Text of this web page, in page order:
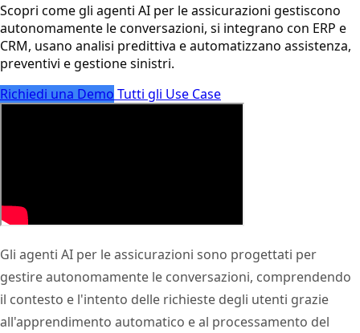
Scopri come gli agenti AI per le assicurazioni gestiscono
autonomamente le conversazioni, si integrano con ERP e
CRM, usano analisi predittiva e automatizzano assistenza,
preventivi e gestione sinistri.
Richiedi una Demo Tutti gli Use Case
Gli agenti AI per le assicurazioni sono progettati per
gestire autonomamente le conversazioni, comprendendo
il contesto e l'intento delle richieste degli utenti grazie
all'apprendimento automatico e al processamento del